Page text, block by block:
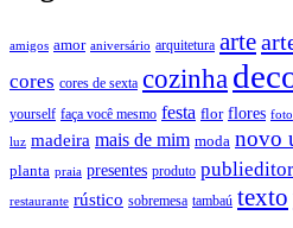
amigos amor aniversário arquitetura arte
cores cores de sexta cozinha
yourself faça você mesmo festa flor flores foto
luz madeira mais de mim moda novo
planta praia presentes produto
restaurante rústico sobremesa tambaú texto